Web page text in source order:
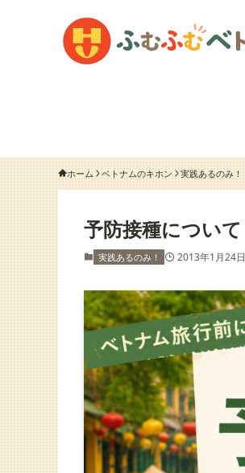
ホーム ベトナムのキホン 実践あるのみ！
予防接種について
実践あるのみ！ 2013年1月24日